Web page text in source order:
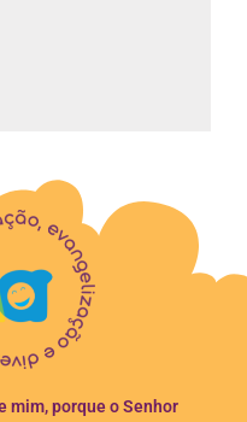
mim, porque o Senhor